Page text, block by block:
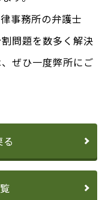
事務所の弁護士
問題を数多く解決
ぜひ一度弊所にご